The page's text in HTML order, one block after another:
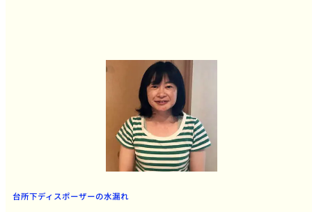
台所下ディスポーザーの水漏れ